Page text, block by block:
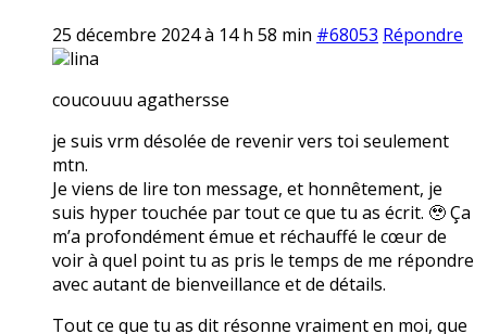
25 décembre 2024 à 14 h 58 min #68053 Répondre
lina
coucouuu agathersse
je suis vrm désolée de revenir vers toi seulement
mtn.
Je viens de lire ton message, et honnêtement, je
suis hyper touchée par tout ce que tu as écrit. 🥹 Ça
m’a profondément émue et réchauffé le cœur de
voir à quel point tu as pris le temps de me répondre
avec autant de bienveillance et de détails.
Tout ce que tu as dit résonne vraiment en moi, que